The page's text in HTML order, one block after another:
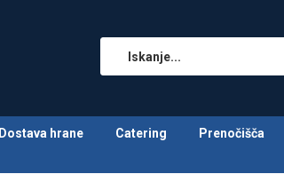
Dostava hrane Catering Prenočišča